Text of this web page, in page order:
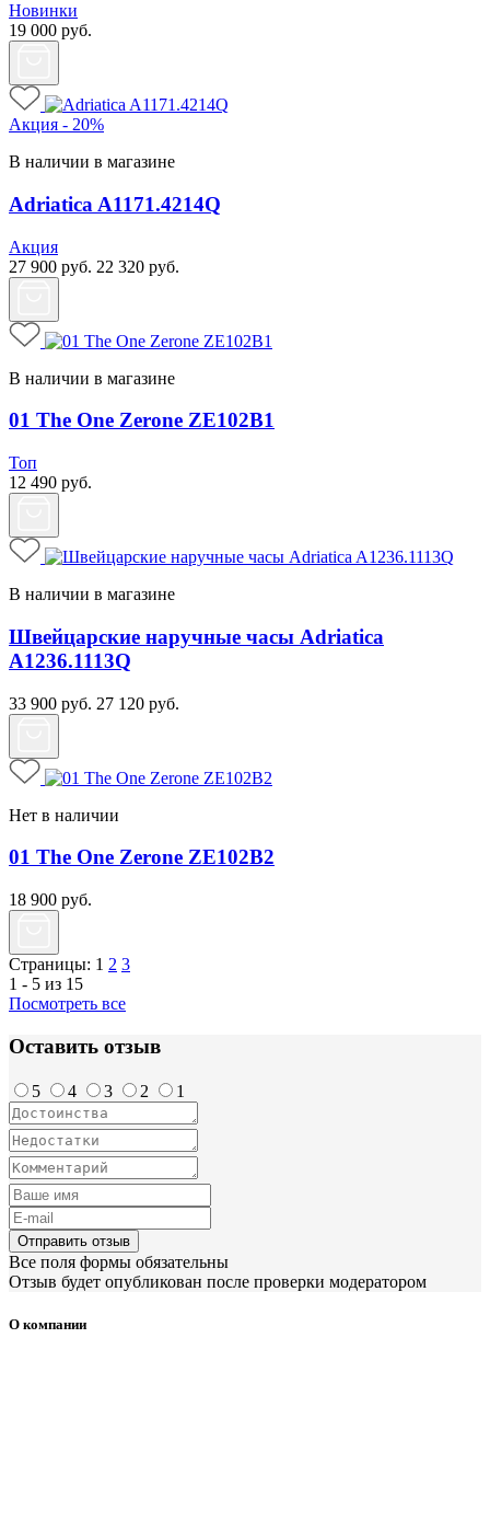
Новинки
19 000 руб.
Акция - 20%
В наличии в магазине
Adriatica A1171.4214Q
Акция
27 900 руб. 22 320 руб.
В наличии в магазине
01 The One Zerone ZE102B1
Топ
12 490 руб.
В наличии в магазине
Швейцарские наручные часы Adriatica
A1236.1113Q
33 900 руб. 27 120 руб.
Нет в наличии
01 The One Zerone ZE102B2
18 900 руб.
Страницы: 1 2 3
1 - 5 из 15
Посмотреть все
Оставить отзыв
5 4 3 2 1
Отправить отзыв
Все поля формы обязательны
Отзыв будет опубликован после проверки модератором
О компании